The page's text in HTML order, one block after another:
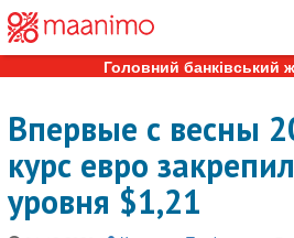
Головний банківський
Впервые с весны
курс евро
уровня $1,21